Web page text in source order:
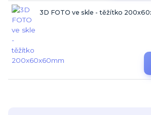
3D FOTO ve skle - těžítko